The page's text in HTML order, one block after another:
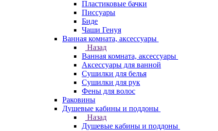
Пластиковые бачки
Писсуары
Биде
Чаши Генуя
Ванная комната, аксессуары
Назад
Ванная комната, аксессуары
Аксессуары для ванной
Сушилки для белья
Сушилки для рук
Фены для волос
Раковины
Душевые кабины и поддоны
Назад
Душевые кабины и поддоны